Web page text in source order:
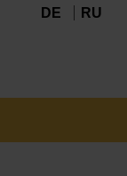
DE RU